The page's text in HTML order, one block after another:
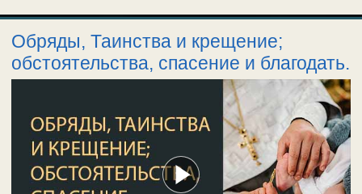
Обряды, Таинства и крещение;
обстоятельства, спасение и благодать.